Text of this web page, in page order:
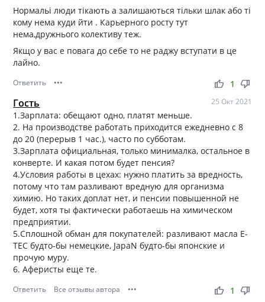
Нормальі люди тікають а залишаються тільки шлак або ті
кому нема куди йти . Карьерного росту тут
нема,дружнього колективу теж.
Якщо у вас е повага до себе то не раджу вступати в це
лайно.
Ответить ••• thumb_up thumb_down
1
Гость 25 Окт 2021
1.Зарплата: обещают одно, платят меньше.
2. На производстве работать приходится ежедневно с 8
до 20 (перерыв 1 час.), часто по субботам.
3.Зарплата официальная, только минималка, остальное в
конверте. И какая потом будет пенсия?
4.Условия работы в цехах: нужно платить за вредность,
потому что там разливают вредную для организма
химию. Но таких доплат нет, и пенсии повышенной не
будет, хотя ты фактически работаешь на химическом
предприятии.
5.Сплошной обман для покупателей: разливают масла E-
TEC будто-бы немецкие, JapaN будто-бы японские и
прочую муру.
6. Аферисты еще те.
Ответить Все отзывы автора ••• thumb_up thumb_down
1